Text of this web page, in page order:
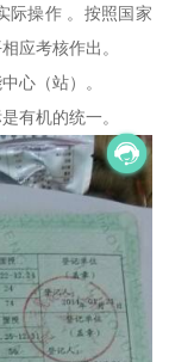
际操作 。按照国家
应考核作出。
心（站）。
有机的统一。